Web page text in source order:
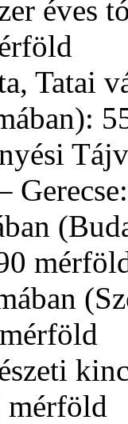
éves
Tatai